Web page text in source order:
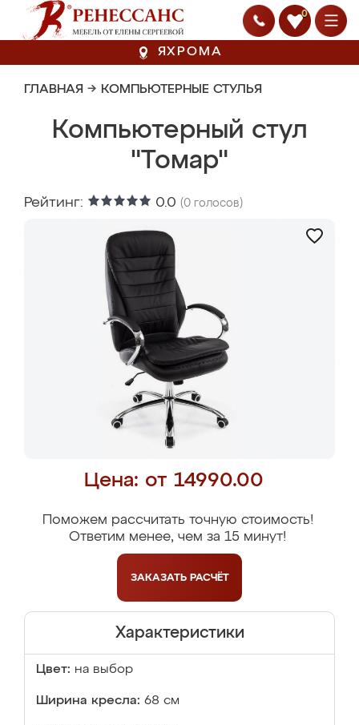
0
ЯХРОМА
ГЛАВНАЯ → КОМПЬЮТЕРНЫЕ СТУЛЬЯ
Компьютерный стул
"Томар"
Рейтинг: 0.0 (0 голосов)
Цена: от 14990.00
Поможем рассчитать точную стоимость!
Ответим менее, чем за 15 минут!
ЗАКАЗАТЬ РАСЧЁТ
Характеристики
Цвет: на выбор
Ширина кресла: 68 см